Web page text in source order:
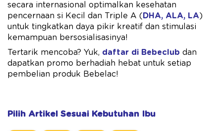
secara internasional optimalkan kesehatan
pencernaan si Kecil dan Triple A ( DHA, ALA, LA)
untuk tingkatkan daya pikir kreatif dan stimulasi
kemampuan bersosialisasinya!
Tertarik mencoba? Yuk, daftar di Bebeclub dan
dapatkan promo berhadiah hebat untuk setiap
pembelian produk Bebelac!
Pilih Artikel Sesuai Kebutuhan Ibu